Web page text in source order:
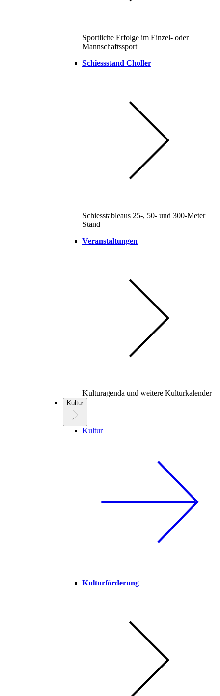
Sportliche Erfolge im Einzel- oder
Mannschaftssport
Schiessstand Choller
Schiesstableaus 25-, 50- und 300-Meter
Stand
Veranstaltungen
Kulturagenda und weitere Kulturkalender
Kultur
Kultur
Kulturförderung